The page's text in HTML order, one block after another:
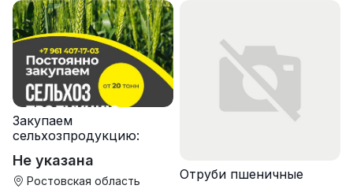
Закупаем
сельхозпродукцию:
подсолнечник
Не указана
Ростовская область
Отруби пшеничные